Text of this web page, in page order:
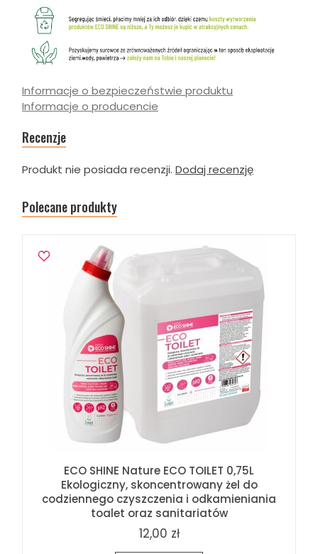
Informacje o bezpieczeństwie produktu
Informacje o producencie
Recenzje
Produkt nie posiada recenzji. Dodaj recenzję
Polecane produkty
ECO SHINE Nature ECO TOILET 0,75L
Ekologiczny, skoncentrowany żel do
codziennego czyszczenia i odkamieniania
toalet oraz sanitariatów
12,00 zł